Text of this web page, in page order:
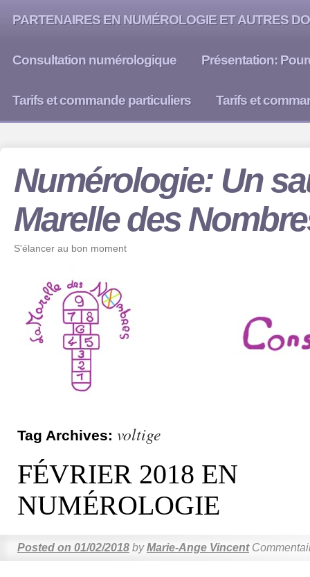
PARTENAIRES EN NUMÉROLOGIE ET AUTRES
Consultation numérologique Présentation:
Tarifs et commande particuliers Tarifs et
Numérologie: Un
Marelle des
S'élancer au bon moment
Tag Archives: voltige
FÉVRIER 2018 EN
NUMÉROLOGIE
Posted on 01/02/2018 by Marie-Ange Vincent